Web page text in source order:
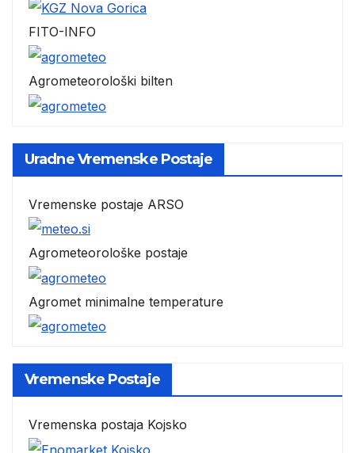
FITO-INFO
Agrometeorološki bilten
Uradne Vremenske Postaje
Vremenske postaje ARSO
Agrometeorološke postaje
Agromet minimalne temperature
Vremenske Postaje
Vremenska postaja Kojsko